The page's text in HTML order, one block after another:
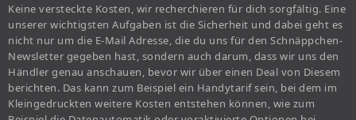
Keine versteckte Kosten, wir recherchieren für dich sorgfältig. Eine
unserer wichtigsten Aufgaben ist die Sicherheit und dabei geht es
nicht nur um die E-Mail Adresse, die du uns für den Schnäppchen-
Newsletter gegeben hast, sondern auch darum, dass wir uns den
Händler genau anschauen, bevor wir über einen Deal von Diesem
berichten. Das kann zum Beispiel ein Handytarif sein, bei dem im
Kleingedruckten weitere Kosten entstehen können, wie zum